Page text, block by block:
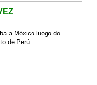
a México luego de
de Perú